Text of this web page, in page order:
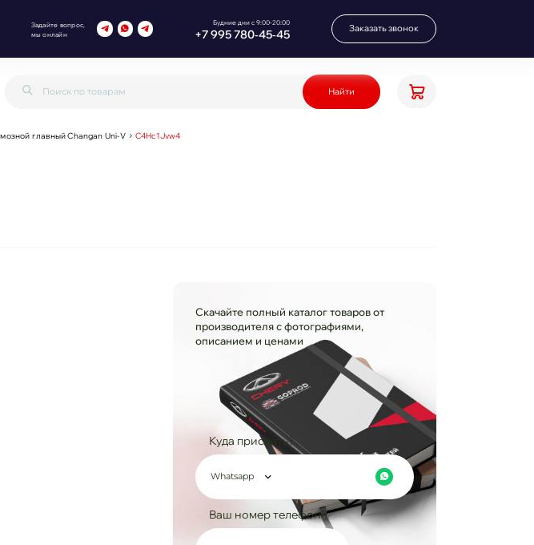
Задайте вопрос,
мы онлайн
Будние дни с 9:00-20:00
+7 995 780‑45‑45 Заказать звонок
Найти
главный Changan Uni-V C4Hc1Jvw4
Скачайте полный каталог товаров от
производителя с фотографиями,
описанием и ценами
Куда прислать?
Whatsapp
Ваш номер телефона